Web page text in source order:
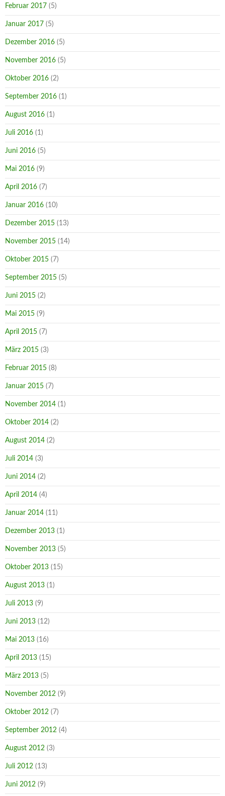
Februar 2017 (5)
Januar 2017 (5)
Dezember 2016 (5)
November 2016 (5)
Oktober 2016 (2)
September 2016 (1)
August 2016 (1)
Juli 2016 (1)
Juni 2016 (5)
Mai 2016 (9)
April 2016 (7)
Januar 2016 (10)
Dezember 2015 (13)
November 2015 (14)
Oktober 2015 (7)
September 2015 (5)
Juni 2015 (2)
Mai 2015 (9)
April 2015 (7)
März 2015 (3)
Februar 2015 (8)
Januar 2015 (7)
November 2014 (1)
Oktober 2014 (2)
August 2014 (2)
Juli 2014 (3)
Juni 2014 (2)
April 2014 (4)
Januar 2014 (11)
Dezember 2013 (1)
November 2013 (5)
Oktober 2013 (15)
August 2013 (1)
Juli 2013 (9)
Juni 2013 (12)
Mai 2013 (16)
April 2013 (15)
März 2013 (5)
November 2012 (9)
Oktober 2012 (7)
September 2012 (4)
August 2012 (3)
Juli 2012 (13)
Juni 2012 (9)